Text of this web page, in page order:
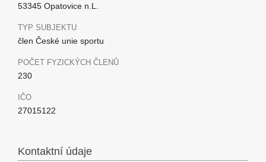
53345 Opatovice n.L.
TYP SUBJEKTU
člen České unie sportu
POČET FYZICKÝCH ČLENŮ
230
IČO
27015122
Kontaktní údaje